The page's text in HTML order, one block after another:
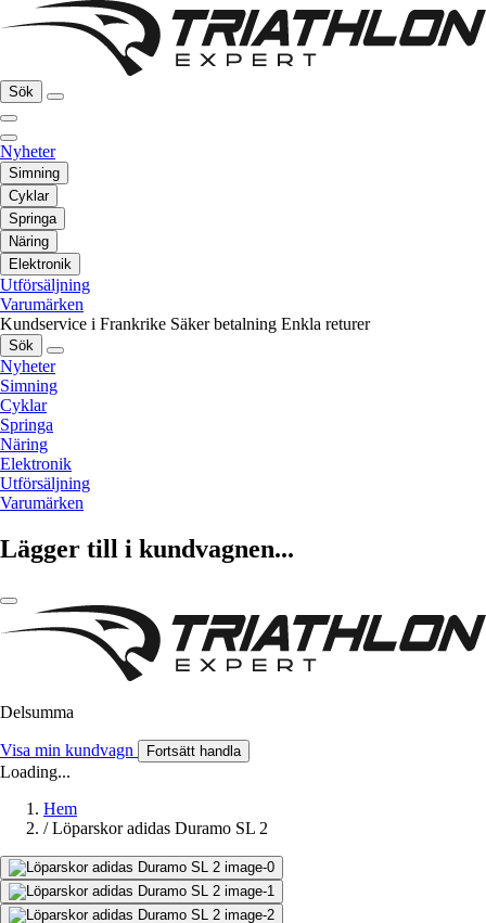
Sök
Nyheter
Simning
Cyklar
Springa
Näring
Elektronik
Utförsäljning
Varumärken
Kundservice i Frankrike Säker betalning Enkla returer
Sök
Nyheter
Simning
Cyklar
Springa
Näring
Elektronik
Utförsäljning
Varumärken
Lägger till i kundvagnen...
Delsumma
Visa min kundvagn Fortsätt handla
Loading...
Hem
/ Löparskor adidas Duramo SL 2